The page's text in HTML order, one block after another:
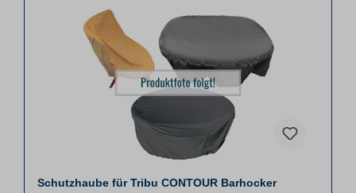
Schutzhaube für Tribu CONTOUR Barhocker